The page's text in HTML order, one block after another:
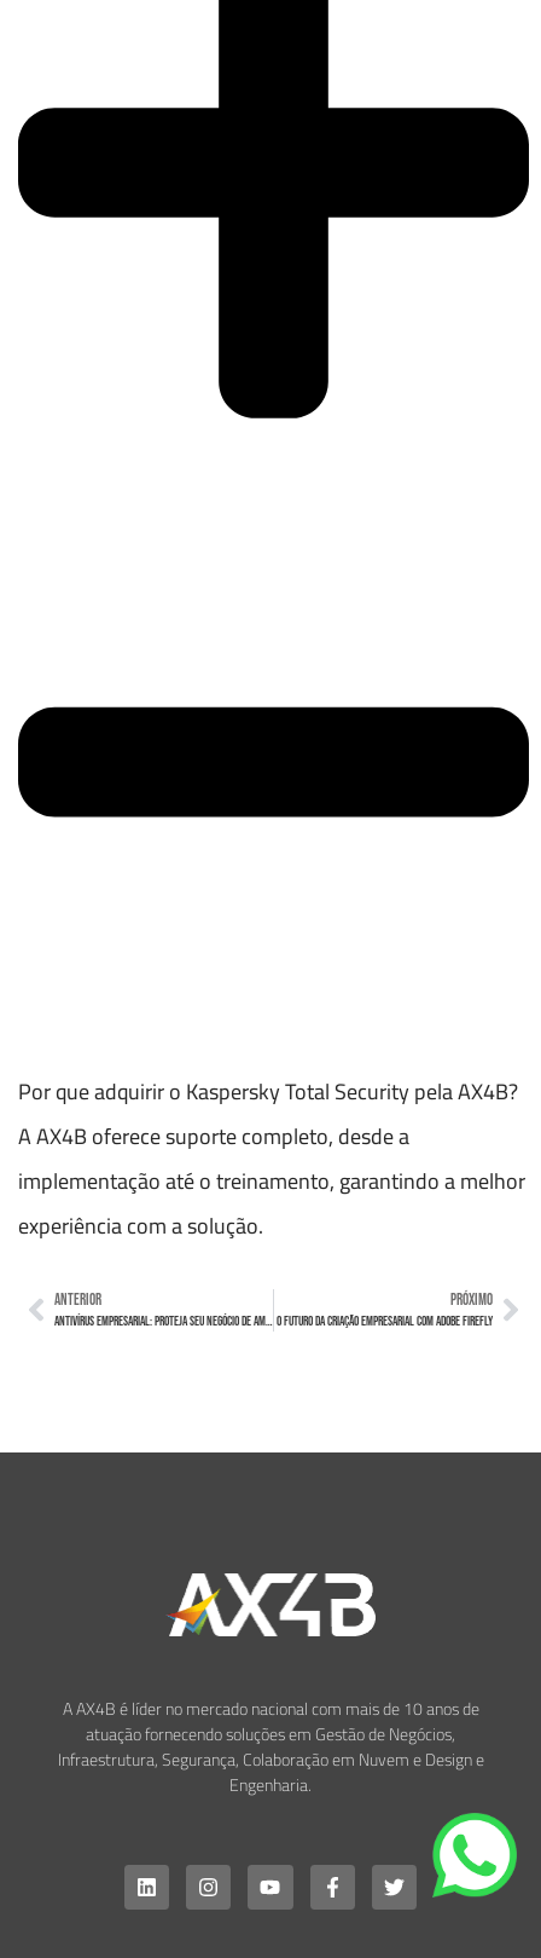
Por que adquirir o Kaspersky Total Security pela AX4B?
A AX4B oferece suporte completo, desde a
implementação até o treinamento, garantindo a melhor
experiência com a solução.
ANTERIOR
Antivírus Empresarial: Proteja seu negócio de ameaças digitais
PRÓXIMO
O Futuro da Criação Empresarial com Adobe Firefly
A AX4B é líder no mercado nacional com mais de 10 anos de
atuação fornecendo soluções em Gestão de Negócios,
Infraestrutura, Segurança, Colaboração em Nuvem e Design e
Engenharia.